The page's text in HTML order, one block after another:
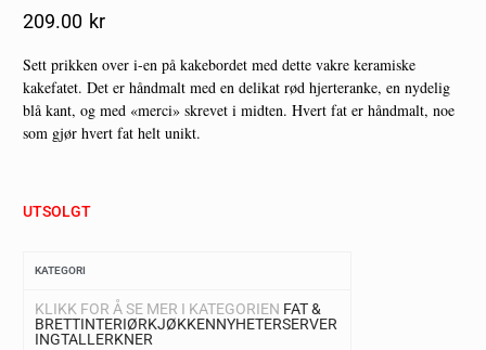
209.00 Kr
Sett prikken over i-en på kakebordet med dette vakre keramiske
kakefatet. Det er håndmalt med en delikat rød hjerteranke, en nydelig
blå kant, og med «merci» skrevet i midten. Hvert fat er håndmalt, noe
som gjør hvert fat helt unikt.
UTSOLGT
KATEGORI
KLIKK FOR Å SE MER I KATEGORIEN FAT &
BRETTINTERIØRKJØKKENNYHETERSERVER
INGTALLERKNER